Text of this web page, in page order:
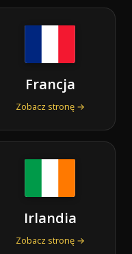
Francja
Zobacz stronę →
Irlandia
Zobacz stronę →